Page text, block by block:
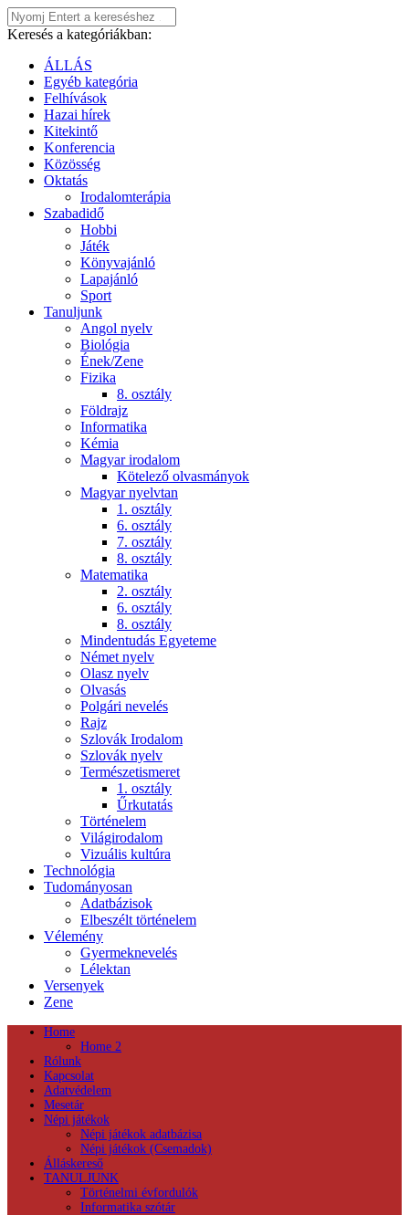
Keresés a kategóriákban:
ÁLLÁS
Egyéb kategória
Felhívások
Hazai hírek
Kitekintő
Konferencia
Közösség
Oktatás
Irodalomterápia
Szabadidő
Hobbi
Játék
Könyvajánló
Lapajánló
Sport
Tanuljunk
Angol nyelv
Biológia
Ének/Zene
Fizika
8. osztály
Földrajz
Informatika
Kémia
Magyar irodalom
Kötelező olvasmányok
Magyar nyelvtan
1. osztály
6. osztály
7. osztály
8. osztály
Matematika
2. osztály
6. osztály
8. osztály
Mindentudás Egyeteme
Német nyelv
Olasz nyelv
Olvasás
Polgári nevelés
Rajz
Szlovák Irodalom
Szlovák nyelv
Természetismeret
1. osztály
Űrkutatás
Történelem
Világirodalom
Vizuális kultúra
Technológia
Tudományosan
Adatbázisok
Elbeszélt történelem
Vélemény
Gyermeknevelés
Lélektan
Versenyek
Zene
Home
Home 2
Rólunk
Kapcsolat
Adatvédelem
Mesetár
Népi játékok
Népi játékok adatbázisa
Népi játékok (Csemadok)
Álláskereső
TANULJUNK
Történelmi évfordulók
Informatika szótár